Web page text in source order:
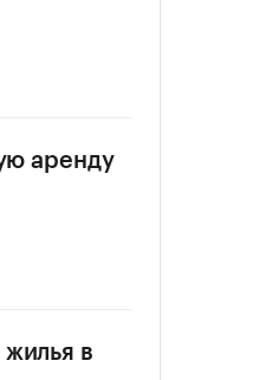
аренду
в